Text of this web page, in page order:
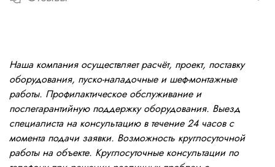
Наша компания осуществляет расчёт, проект, поставку
оборудования, пуско-наладочные и шеф-монтажные
работы. Профилактическое обслуживание и
послегарантийную поддержку оборудования. Выезд
специалиста на консультацию в течение 24 часов с
момента подачи заявки. Возможность круглосуточной
работы на объекте. Круглосуточные консультации по